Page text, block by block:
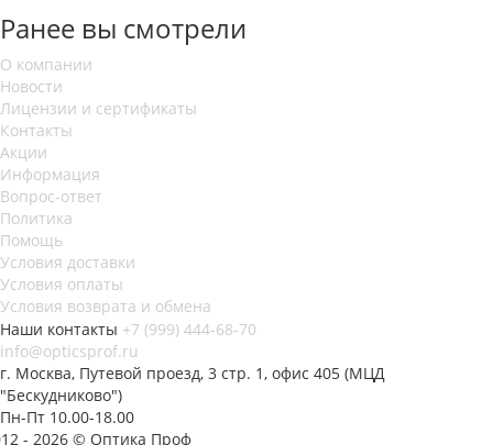
Ранее вы смотрели
О компании
Новости
Лицензии и сертификаты
Контакты
Акции
Информация
Вопрос-ответ
Политика
Помощь
Условия доставки
Условия оплаты
Условия возврата и обмена
Наши контакты +7 (999) 444-68-70
info@opticsprof.ru
г. Москва, Путевой проезд, 3 стр. 1, офис 405 (МЦД
"Бескудниково")
Пн-Пт 10.00-18.00
- 2026 © Оптика Проф